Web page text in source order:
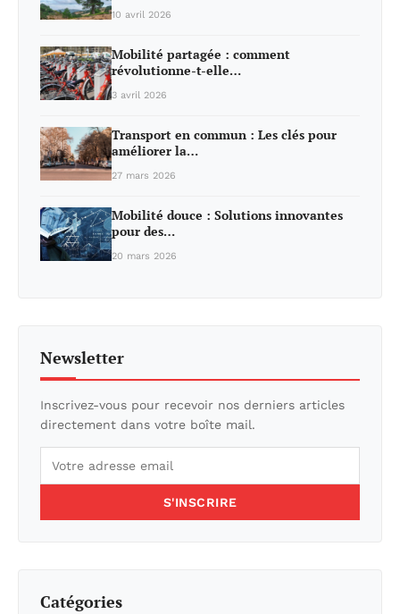
10 avril 2026
Mobilité partagée : comment
révolutionne-t-elle…
3 avril 2026
Transport en commun : Les clés pour
améliorer la…
27 mars 2026
Mobilité douce : Solutions innovantes
pour des…
20 mars 2026
Newsletter
Inscrivez-vous pour recevoir nos derniers articles
directement dans votre boîte mail.
S'INSCRIRE
Catégories